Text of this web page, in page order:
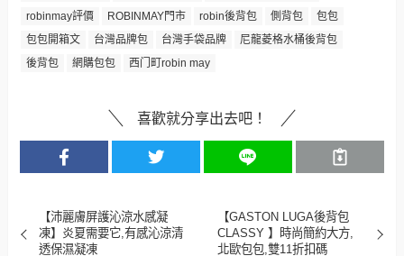
robinmay評價
ROBINMAY門市 robin後背包 側背包
包包
包包開箱文
台灣品牌包 台灣手袋品牌
尼龍菱格水桶後背包
後背包
網購包包 西门町robin may
喜歡就分享出去吧！
【沛麗膚屏護沁涼水感凝
凍】炎夏需要它,有感沁涼清
透保濕凝凍
【GASTON LUGA後背包
CLASSY 】時尚簡約大方,
北歐包包,雙11折扣碼